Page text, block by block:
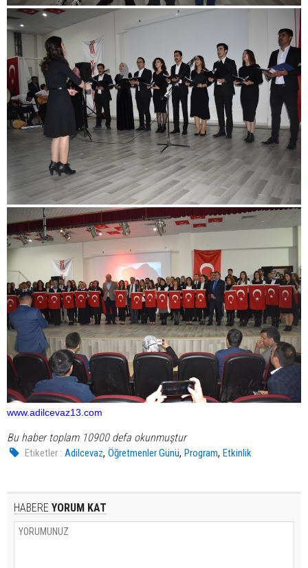
www.adilcevaz13.com
Bu haber toplam 10900 defa okunmuştur
Etiketler : Adilcevaz,Öğretmenler Günü,Program,Etkinlik
HABERE YORUM KAT